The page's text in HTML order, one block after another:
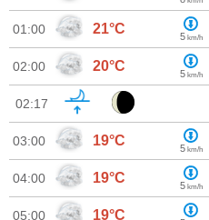
01:00 21°C 5 km/h
02:00 20°C 5 km/h
02:17
03:00 19°C 5 km/h
04:00 19°C 5 km/h
05:00 19°C